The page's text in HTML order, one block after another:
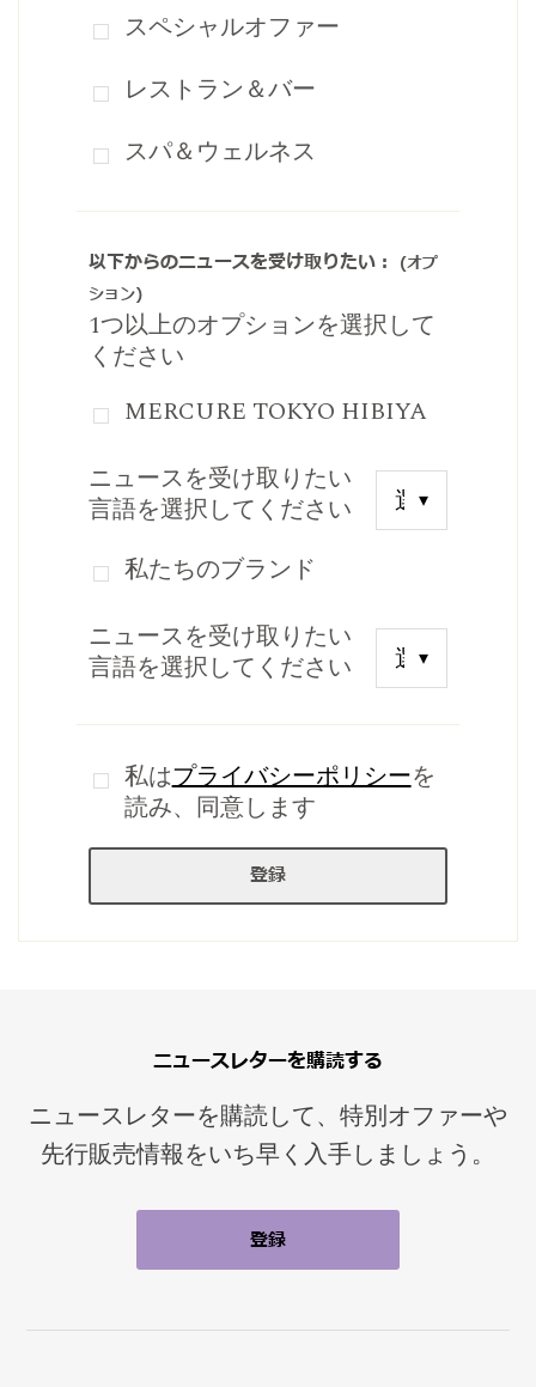
スペシャルオファー
レストラン＆バー
スパ＆ウェルネス
以下からのニュースを受け取りたい： (オプ
ション)
1つ以上のオプションを選択して
ください
MERCURE TOKYO HIBIYA
ニュースを受け取りたい
言語を選択してください
私たちのブランド
ニュースを受け取りたい
言語を選択してください
私はプライバシーポリシーを
読み、同意します
ニュースレターを購読する
ニュースレターを購読して、特別オファーや
先行販売情報をいち早く入手しましょう。